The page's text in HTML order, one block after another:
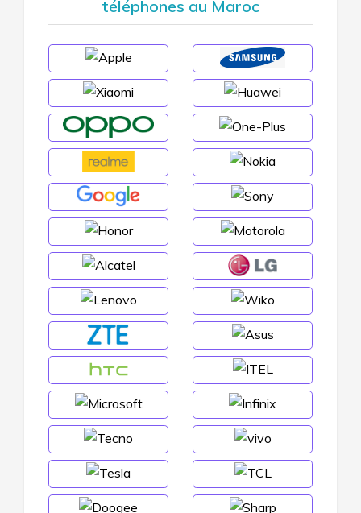
téléphones au Maroc